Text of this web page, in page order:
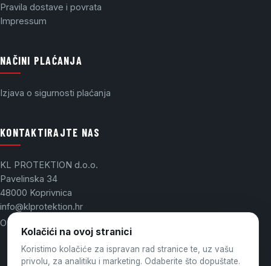
Pravila dostave i povrata
Impressum
NAČINI PLAĆANJA
Izjava o sigurnosti plaćanja
KONTAKTIRAJTE NAS
KL PROTEKTION d.o.o.
Pavelinska 34
48000 Koprivnica
info@klprotektion.hr
OIB: 03175437865
Kolačići na ovoj stranici
Koristimo kolačiće za ispravan rad stranice te, uz vašu
privolu, za analitiku i marketing. Odaberite što dopuštate.